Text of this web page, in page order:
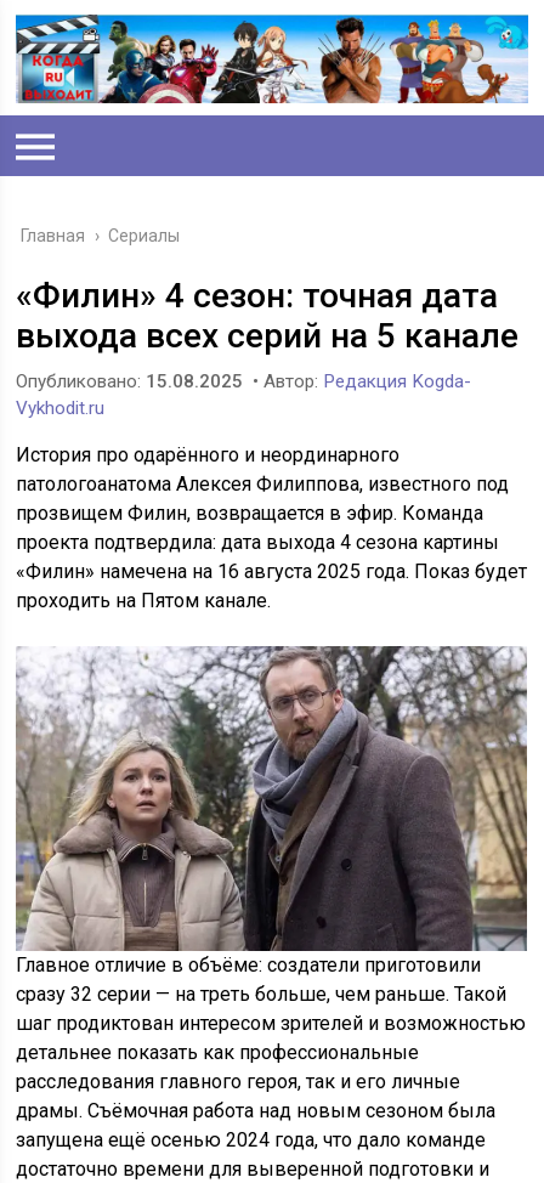
Главная › Сериалы
«Филин» 4 сезон: точная дата
выхода всех серий на 5 канале
Опубликовано: 15.08.2025 • Автор: Редакция Kogda-
Vykhodit.ru
История про одарённого и неординарного
патологоанатома Алексея Филиппова, известного под
прозвищем Филин, возвращается в эфир. Команда
проекта подтвердила: дата выхода 4 сезона картины
«Филин» намечена на 16 августа 2025 года. Показ будет
проходить на Пятом канале.
Главное отличие в объёме: создатели приготовили
сразу 32 серии — на треть больше, чем раньше. Такой
шаг продиктован интересом зрителей и возможностью
детальнее показать как профессиональные
расследования главного героя, так и его личные
драмы. Съёмочная работа над новым сезоном была
запущена ещё осенью 2024 года, что дало команде
достаточно времени для выверенной подготовки и